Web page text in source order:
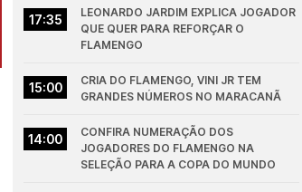
17:35
LEONARDO JARDIM EXPLICA JOGADOR
QUE QUER PARA REFORÇAR O
FLAMENGO
15:00
CRIA DO FLAMENGO, VINI JR TEM
GRANDES NÚMEROS NO MARACANÃ
14:00
CONFIRA NUMERAÇÃO DOS
JOGADORES DO FLAMENGO NA
SELEÇÃO PARA A COPA DO MUNDO